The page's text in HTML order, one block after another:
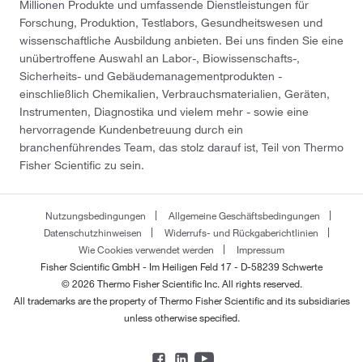
Millionen Produkte und umfassende Dienstleistungen für
Forschung, Produktion, Testlabors, Gesundheitswesen und
wissenschaftliche Ausbildung anbieten. Bei uns finden Sie eine
unübertroffene Auswahl an Labor-, Biowissenschafts-,
Sicherheits- und Gebäudemanagementprodukten -
einschließlich Chemikalien, Verbrauchsmaterialien, Geräten,
Instrumenten, Diagnostika und vielem mehr - sowie eine
hervorragende Kundenbetreuung durch ein
branchenführendes Team, das stolz darauf ist, Teil von Thermo
Fisher Scientific zu sein.
Nutzungsbedingungen
Allgemeine Geschäftsbedingungen
Datenschutzhinweisen
Widerrufs- und Rückgaberichtlinien
Wie Cookies verwendet werden
Impressum
Fisher Scientific GmbH - Im Heiligen Feld 17 - D-58239 Schwerte
© 2026 Thermo Fisher Scientific Inc. All rights reserved.
All trademarks are the property of Thermo Fisher Scientific and its subsidiaries
unless otherwise specified.